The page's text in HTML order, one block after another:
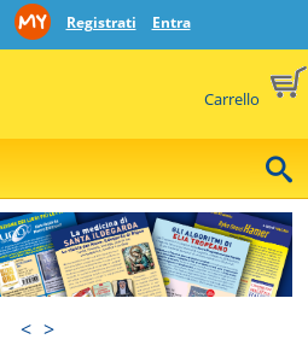
Registrati Entra
Carrello
< >